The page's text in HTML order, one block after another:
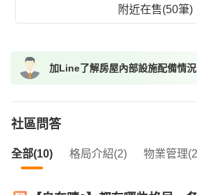
我想找配備瓦斯爐的物件
我想找具垃圾處理的物件
我想找近捷運的物件
附近在售(50筆)
加Line了解房屋內部設施配備情況
社區問答
全部(10) 格局介紹(2) 物業管理